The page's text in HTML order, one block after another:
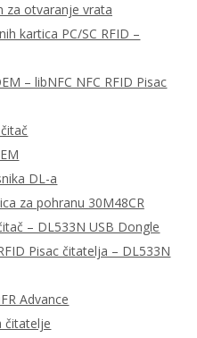
za otvaranje vrata
kartica PC/SC RFID –
– libNFC NFC RFID Pisac
DL-a
za pohranu 30M48CR
– DL533N USB Dongle
Pisac čitatelja – DL533N
Advance
čitatelje